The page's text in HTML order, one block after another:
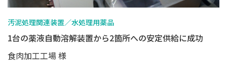
汚泥処理関連装置／水処理用薬品
1台の薬液自動溶解装置から2箇所への安定供給に成功
食肉加工工場 様